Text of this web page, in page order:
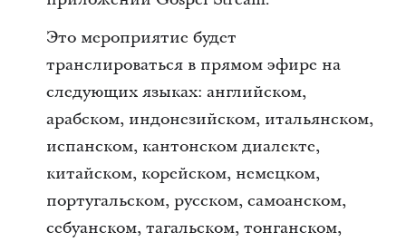
Это мероприятие будет
транслироваться в прямом эфире на
следующих языках: английском,
арабском, индонезийском, итальянском,
испанском, кантонском диалекте,
китайском, корейском, немецком,
португальском, русском, самоанском,
себуанском, тагальском, тонганском,